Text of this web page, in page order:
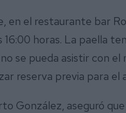
en el restaurante bar
16:00 horas. La paella
se pueda asistir con el
reserva previa para el
González, aseguró